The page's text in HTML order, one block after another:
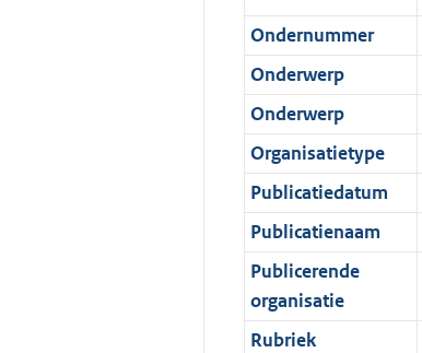
t
Ondernummer
Onderwerp
Onderwerp
Organisatietype
Publicatiedatum
Publicatienaam
Publicerende
organisatie
Rubriek